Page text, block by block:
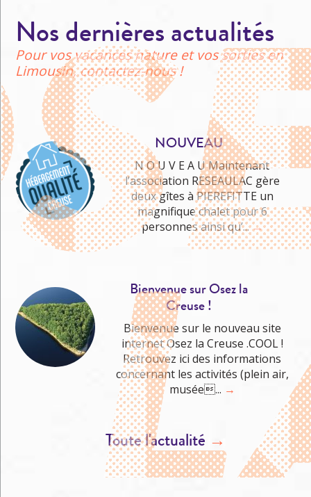
Nos dernières actualités
Pour vos vacances nature et vos sorties en
Limousin, contactez-nous !
NOUVEAU
N O U V E A U Maintenant
l’association RESEAULAC gère
deux gîtes à PIEREFITTE un
magnifique chalet pour 6
personnes ainsi qu’...→
Bienvenue sur Osez la
Creuse !
Bienvenue sur le nouveau site
internet Osez la Creuse .COOL !
Retrouvez ici des informations
concernant les activités (plein air,
musée... →
Toute l'actualité →
Me cultiver